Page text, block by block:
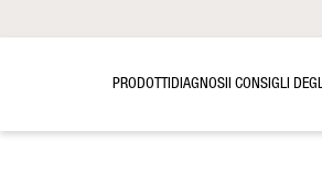
PRODOTTIDIAGNOSII CONSIGLI